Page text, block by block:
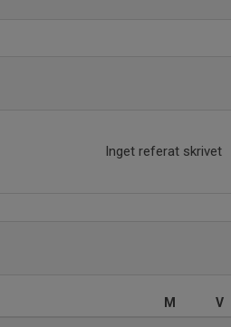
Inget referat skrivet
M V